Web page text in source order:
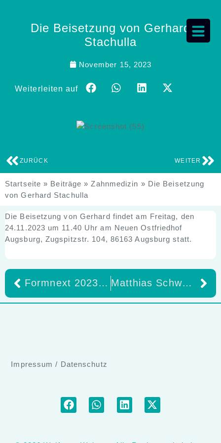
Die Beisetzung von Gerhard
Stachulla
November 15, 2023
Weiterleiten auf
ZURÜCK WEITER
Startseite » Beiträge »Zahnmedizin » Die Beisetzung
von Gerhard Stachulla
Die Beisetzung von Gerhard findet am Freitag, den
24.11.2023 um 11.40 Uhr am Neuen Ostfriedhof
Augsburg, Zugspitzstr. 104, 86163 Augsburg statt.
Formnext 2023: Mit wegweisenden AMTechnologien für mehr Produktivität und Nachhaltigkeit in die industrielle Zukunft Matthias Schweighöfer zeigt wie 20 x effektiveres Zähneputzen* geht
Impressum / Datenschutz